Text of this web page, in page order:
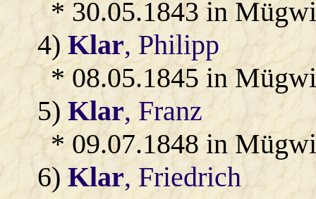
* 30.05.1843 in
4)Klar, Philipp
* 08.05.1845 in
5)Klar, Franz
* 09.07.1848 in
6)Klar, Friedrich